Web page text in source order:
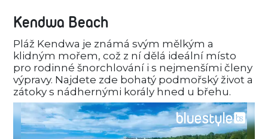
Kendwa Beach
Pláž Kendwa je známá svým mělkým a
klidným mořem, což z ní dělá ideální místo
pro rodinné šnorchlování i s nejmenšími členy
výpravy. Najdete zde bohatý podmořský život a
zátoky s nádhernými korály hned u břehu.